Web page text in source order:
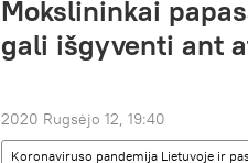
Mokslininkai
gali išgyventi ant
2020 Rugsėjo 12, 19:40
Koronaviruso pandemija Lietuvoje ir